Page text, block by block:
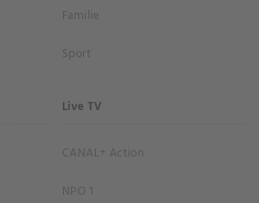
Familie
Sport
Live TV
CANAL+ Action
NPO 1